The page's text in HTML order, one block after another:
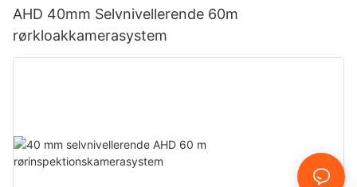
AHD 40mm Selvnivellerende 60m
rørkloakkamerasystem